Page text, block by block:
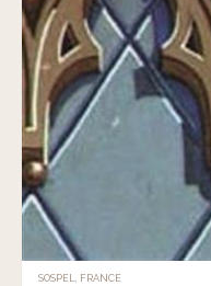
SOSPEL, FRANCE